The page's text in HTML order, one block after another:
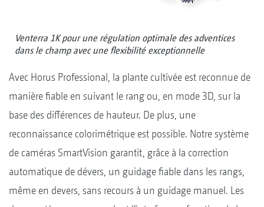
Venterra 1K pour une régulation optimale des adventices
dans le champ avec une flexibilité exceptionnelle
Avec Horus Professional, la plante cultivée est reconnue de
manière fiable en suivant le rang ou, en mode 3D, sur la
base des différences de hauteur. De plus, une
reconnaissance colorimétrique est possible. Notre système
de caméras SmartVision garantit, grâce à la correction
automatique de dévers, un guidage fiable dans les rangs,
même en devers, sans recours à un guidage manuel. Les